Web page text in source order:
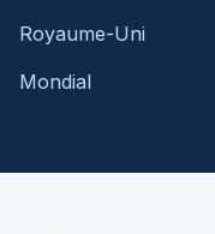
Royaume-Uni
Mondial